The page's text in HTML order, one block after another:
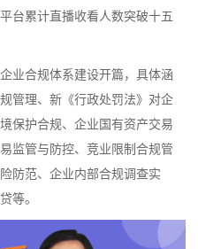
台累计直播收看人数突破十五
业合规体系建设开篇，具体涵
管理、新《行政处罚法》对企
保护合规、企业国有资产交易
监管与防控、竞业限制合规管
防范、企业内部合规调查实
等。